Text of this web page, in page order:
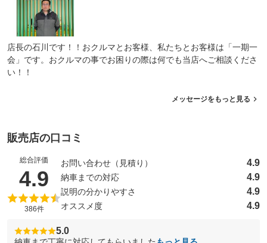
店長の石川です！！おクルマとお客様、私たちとお客様は「一期一
会」です。おクルマの事でお困りの際は何でも当店へご相談くださ
い！！
メッセージをもっと見る
販売店の口コミ
総合評価
4.9 （5点満点中）
386件
お問い合わせ（見積り） 4.9
納車までの対応 4.9
説明の分かりやすさ 4.9
オススメ度 4.9
5.0